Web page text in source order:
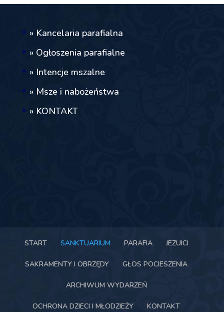
» Kancelaria parafialna
» Ogłoszenia parafialne
» Intencje mszalne
» Msze i nabożeństwa
» KONTAKT
START SANKTUARIUM PARAFIA JEZUICI
SAKRAMENTY I OBRZĘDY GŁOS POCIESZENIA
ARCHIWUM WYDARZEŃ
OCHRONA DZIECI I MŁODZIEŻY KONTAKT